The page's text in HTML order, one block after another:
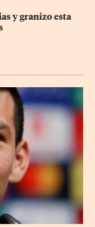
y granizo esta